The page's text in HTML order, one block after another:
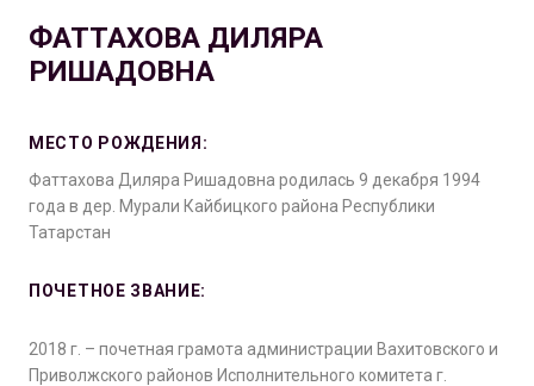
ФАТТАХОВА ДИЛЯРА
РИШАДОВНА
МЕСТО РОЖДЕНИЯ:
Фаттахова Диляра Ришадовна родилась 9 декабря 1994
года в дер. Мурали Кайбицкого района Республики
Татарстан
ПОЧЕТНОЕ ЗВАНИЕ:
2018 г. – почетная грамота администрации Вахитовского и
Приволжского районов Исполнительного комитета г.